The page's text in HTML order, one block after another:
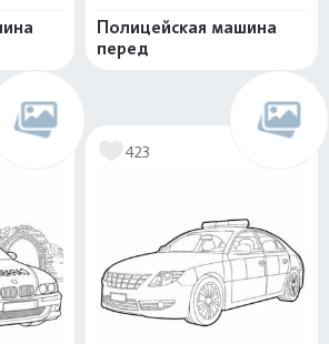
Полицейская машина
перед
423